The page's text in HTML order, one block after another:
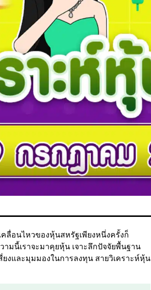
ลื่อนไหวของหุ้นสหรัฐเพียงหนึ่งครั้งก็
มนี้เราจะมาคุยหุ้น เจาะลึกปัจจัยพื้นฐาน
งและมุมมองในการลงทุน สายวิเคราะห์หุ้น